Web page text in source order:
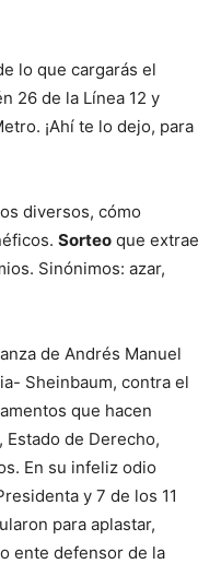
lo que cargarás el
26 de la Línea 12 y
¡Ahí te lo dejo, para
diversos, cómo
Sorteo que extrae
Sinónimos: azar,
de Andrés Manuel
Sheinbaum, contra el
que hacen
de Derecho,
En su infeliz odio
y 7 de los 11
para aplastar,
ente defensor de la